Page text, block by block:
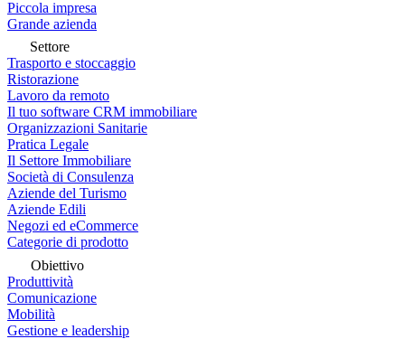
Piccola impresa
Grande azienda
Settore
Trasporto e stoccaggio
Ristorazione
Lavoro da remoto
Il tuo software CRM immobiliare
Organizzazioni Sanitarie
Pratica Legale
Il Settore Immobiliare
Società di Consulenza
Aziende del Turismo
Aziende Edili
Negozi ed eCommerce
Categorie di prodotto
Obiettivo
Produttività
Comunicazione
Mobilità
Gestione e leadership